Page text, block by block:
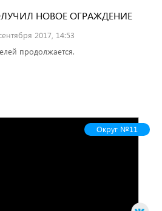
НОВОЕ ОГРАЖДЕНИЕ
2017, 14:53
продолжается.
Округ №11